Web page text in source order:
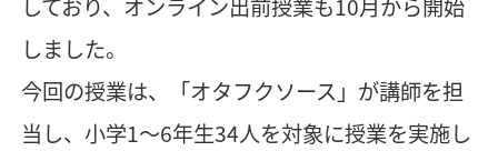
しており、オンライン出前授業も10月から開始
しました。
今回の授業は、「オタフクソース」が講師を担
当し、小学1～6年生34人を対象に授業を実施し